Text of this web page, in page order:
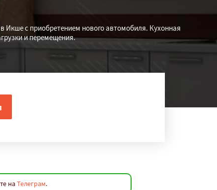
Икше с приобретением нового автомобиля. Кухонная
и перемещения.
на Телеграм.